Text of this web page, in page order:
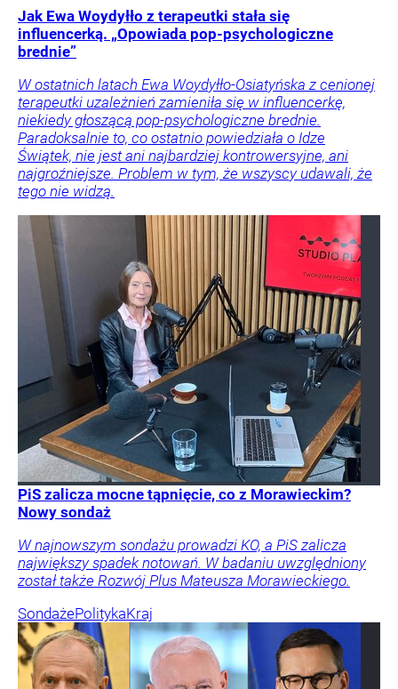
Jak Ewa Woydyłło z terapeutki stała się
influencerką. „Opowiada pop-psychologiczne
brednie”
W ostatnich latach Ewa Woydyłło-Osiatyńska z cenionej
terapeutki uzależnień zamieniła się w influencerkę,
niekiedy głoszącą pop-psychologiczne brednie.
Paradoksalnie to, co ostatnio powiedziała o Idze
Świątek, nie jest ani najbardziej kontrowersyjne, ani
najgroźniejsze. Problem w tym, że wszyscy udawali, że
tego nie widzą.
PiS zalicza mocne tąpnięcie, co z Morawieckim?
Nowy sondaż
W najnowszym sondażu prowadzi KO, a PiS zalicza
największy spadek notowań. W badaniu uwzględniony
został także Rozwój Plus Mateusza Morawieckiego.
SondażePolitykaKraj